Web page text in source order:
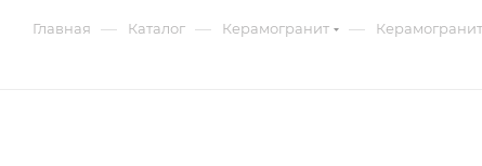
Главная — Каталог — Керамогранит —